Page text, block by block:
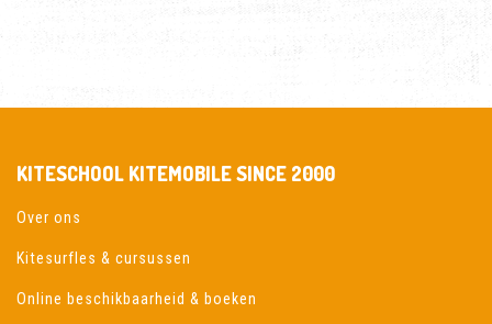
KITESCHOOL KITEMOBILE SINCE 2000
Over ons
Kitesurfles & cursussen
Online beschikbaarheid & boeken